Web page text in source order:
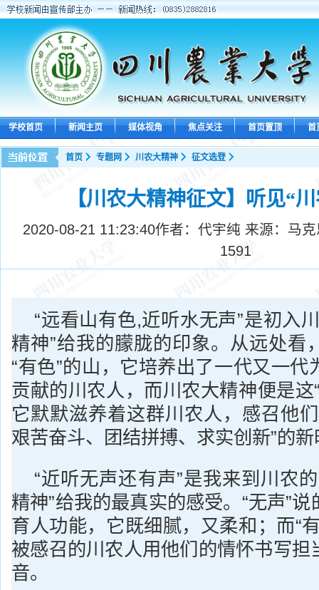
学校首页 新闻主页 媒体视角 焦点关注 首页置顶 首
首页 专题网 川农大精神 征文选登
【川农大精神征文】听见“
2020-08-21 11:23:40作者：代宇纯 来源：马
1591
“远看山有色,近听水无声”是初入
精神”给我的朦胧的印象。从远处看
“有色”的山，它培养出了一代又一代
贡献的川农人，而川农大精神便是这
它默默滋养着这群川农人，感召他
艰苦奋斗、团结拼搏、求实创新”的
“近听无声还有声”是我来到川农
精神”给我的最真实的感受。“无声”
育人功能，它既细腻，又柔和；而“
被感召的川农人用他们的情怀书写担
音。